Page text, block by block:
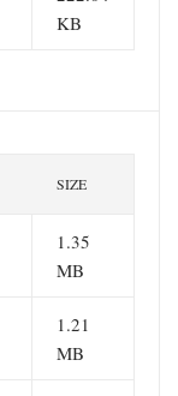
KB
SIZE
1.35
MB
1.21
MB